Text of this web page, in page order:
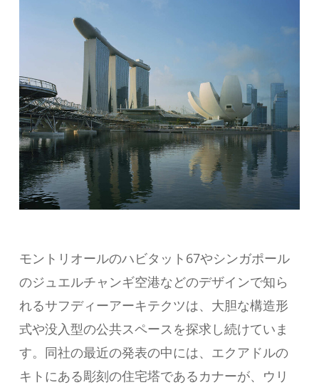
モントリオールのハビタット67やシンガポール
のジュエルチャンギ空港などのデザインで知ら
れるサフディーアーキテクツは、大胆な構造形
式や没入型の公共スペースを探求し続けていま
す。同社の最近の発表の中には、エクアドルの
キトにある彫刻の住宅塔であるカナーが、ウリ